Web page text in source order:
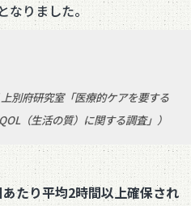
なりました。
別府研究室「医療的ケアを要する
（生活の質）に関する調査」）
たり平均2時間以上確保され